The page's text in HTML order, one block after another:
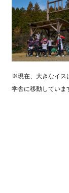
※現在、大きなイス
学舎に移動していま